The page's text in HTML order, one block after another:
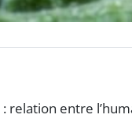
: relation entre